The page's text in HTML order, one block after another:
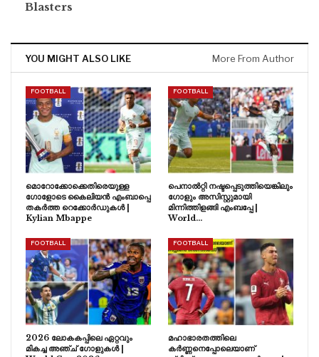
Blasters
YOU MIGHT ALSO LIKE More From Author
FOOTBALL
മൊറോക്കോക്കെതിരെയുള്ള
ഗോളോടെ കൈലിയൻ എംബാപ്പെ
തകർത്ത റെക്കോർഡുകൾ |
Kylian Mbappe
FOOTBALL
പെനാൽറ്റി നഷ്ടപ്പെടുത്തിയെങ്കിലും
ഗോളും അസിസ്റ്റുമായി
മിന്നിത്തിളങ്ങി എംബപ്പേ |
World…
FOOTBALL
2026 ലോകകപ്പിലെ ഏറ്റവും
മികച്ച അഞ്ച് ഗോളുകൾ |
FOOTBALL
മഹാഭാരതത്തിലെ
കർണ്ണനെപ്പോലെയാണ്